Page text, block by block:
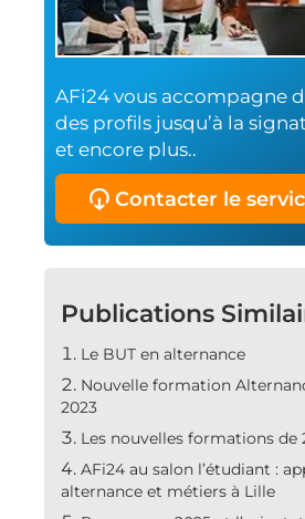
AFi24 vous accompagne
des profils jusqu’à la
et encore plus..
Contacter le
Publications
Le BUT en alternance
Nouvelle formation
2023
Les nouvelles formations de
AFi24 au salon l’étudiant :
alternance et métiers à Lille